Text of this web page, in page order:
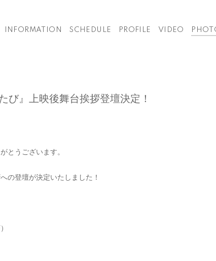
INFORMATION SCHEDULE PROFILE VIDEO
び』上映後舞台挨拶登壇決定！
とうございます。
の登壇が決定いたしました！